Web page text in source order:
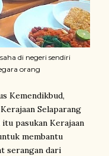
di negeri sendiri
orang
Kemendikbud,
Selaparang
itu pasukan Kerajaan
membantu
serangan dari